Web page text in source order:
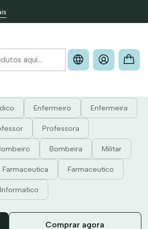
Enfermeiro Enfermeira
Professora
Bombeira Militar
Farmaceutica Farmaceutico
Informatico
Comprar agora